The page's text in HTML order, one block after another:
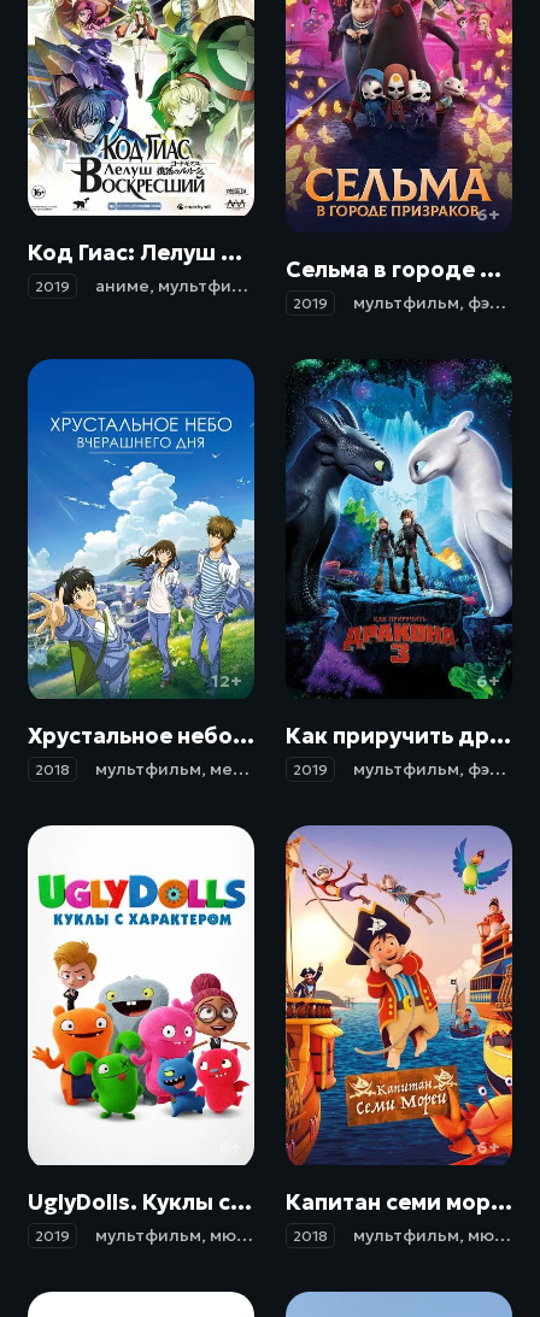
16+
Код Гиас: Лелуш Воскресший / Code Geass: Fukkatsu no Lelouch (2019)
2019 аниме, мультфильм боевик фантастика
6+
Сельма в городе призраков / Dia de Muertos (2019)
2019 мультфильм, фэнтези
12+
Хрустальное небо вчерашнего дня / Zuo ri qing kong (2018)
2018 мультфильм, мелодрама ,драма
6+
Как приручить дракона 3 / How to Train Your Dragon: The Hidden World (2019)
2019 мультфильм, фэнтези
UglyDolls. Куклы с характером / UglyDolls (2019)
2019 мультфильм, мюзикл фэнтези,комедия,
6+
Капитан семи морей / Capt'n Sharky (2018)
2018 мультфильм, мюзикл